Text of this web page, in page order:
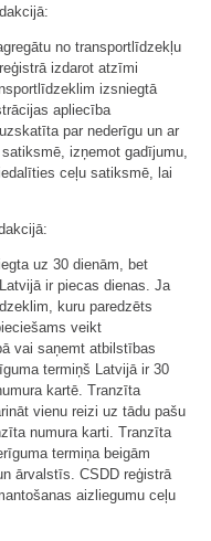
no transportlīdzekļu
izdarot atzīmi
izsniegtā
apliecība
par nederīgu un ar
izņemot gadījumu,
ceļu satiksmē, lai
uz 30 dienām, bet
ir piecas dienas. Ja
kuru paredzēts
veikt
vai saņemt atbilstības
termiņš Latvijā ir 30
kartē. Tranzīta
vienu reizi uz tādu pašu
numura karti. Tranzīta
termiņa beigām
ārvalstīs. CSDD reģistrā
aizliegumu ceļu